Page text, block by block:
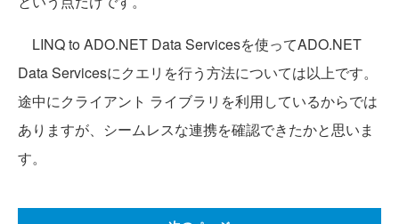
LINQ to ADO.NET Data Servicesを使ってADO.NET
Data Servicesにクエリを行う方法については以上です。
途中にクライアント ライブラリを利用しているからでは
ありますが、シームレスな連携を確認できたかと思いま
す。